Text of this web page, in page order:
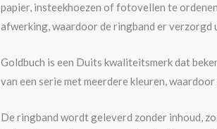
papier, insteekhoezen of fotovellen te
afwerking, waardoor de ringband er
Goldbuch is een Duits kwaliteitsmerk dat
van een serie met meerdere kleuren,
De ringband wordt geleverd zonder inhoud,